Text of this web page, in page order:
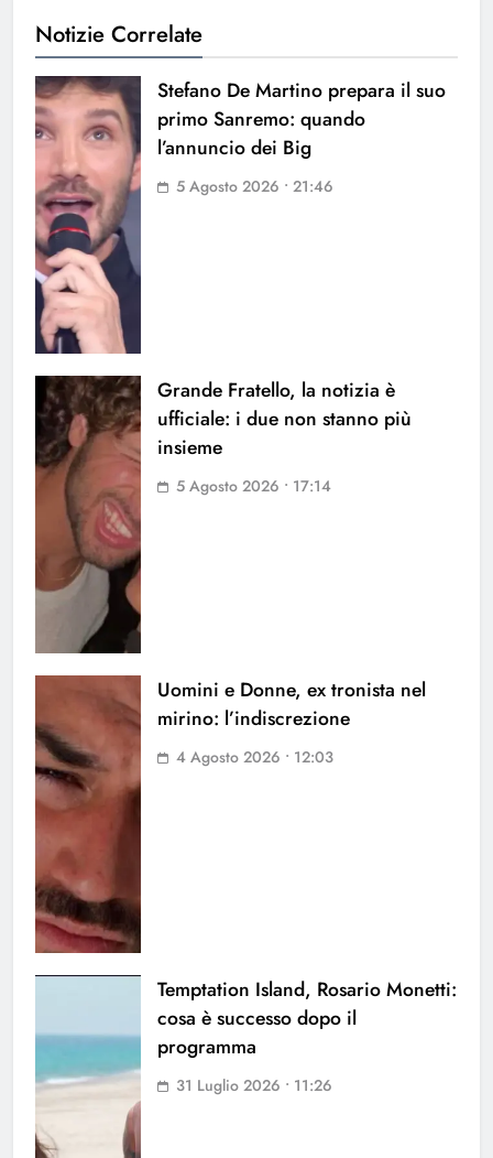
Notizie Correlate
Stefano De Martino prepara il suo
primo Sanremo: quando
l’annuncio dei Big
5 Agosto 2026 • 21:46
Grande Fratello, la notizia è
ufficiale: i due non stanno più
insieme
5 Agosto 2026 • 17:14
Uomini e Donne, ex tronista nel
mirino: l’indiscrezione
4 Agosto 2026 • 12:03
Temptation Island, Rosario Monetti:
cosa è successo dopo il
programma
31 Luglio 2026 • 11:26